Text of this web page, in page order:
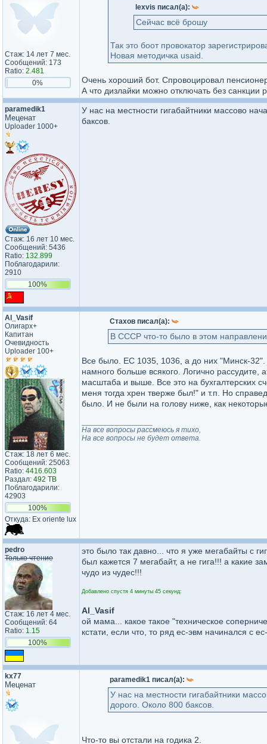
Стаж: 14 лет 7 мес.
Сообщений: 173
Ratio: 2.481
0%
lexvis писал(а):
Сейчас всё брошу
Так это боот провокатор
Новая методичка usaid.
Очень хороший бот. Спровоцировал
А что дизлайки можно отключать без санкции
paramedik1
Меценат
Uploader 1000+
Стаж: 16 лет 10 мес.
Сообщений: 5436
Ratio: 132.899
Поблагодарили:
2910
100%
У нас на местности гигабайтники массово
баксов.
Al_Vasif
Олигарх+
Капитан
Очевидность
Uploader 100+
Стаж: 18 лет 6 мес.
Сообщений: 25063
Ratio: 4416.603
Раздал: 492 TB
Поблагодарили:
42903
100%
Откуда: Ex oriente lux
Стахов писал(а):
В СССР что-то было в этом
Все было. ЕС 1035, 1036, а до них "Минск-32".
намного больше всякого. Логично рассудите,
масштаба и выше. Все это на бухгалтерских
меня тогда хрен тверже был!" и т.п. Но
было. И не были на голову ниже, как
На все вопросы рассмеюсь я тихо,
На все вопросы не будет ответа.
pedro
Только чтение
Стаж: 16 лет 4 мес.
Сообщений: 64
Ratio: 1.15
100%
это было так давно... что я уже мегабайты с
был кажется 7 мегабайт, а не гига!!! а какие
чудо из чудес!!!
Добавлено спустя 4 минуты 45 секунд:
Al_Vasif
ой мама... какое такое "техническое
кстати, если что, то ряд ес-эвм начинался с
kx77
Меценат
paramedik1 писал(а):
У нас на местности гигабайтники
дорого. Около 800 баксов.
Что-то вы отстали на годика 2.